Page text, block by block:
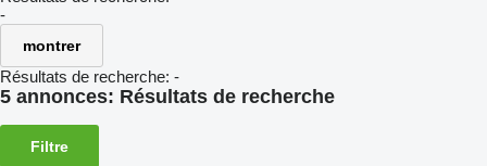
-
montrer
Résultats de recherche: -
5 annonces: Résultats de recherche
Filtre